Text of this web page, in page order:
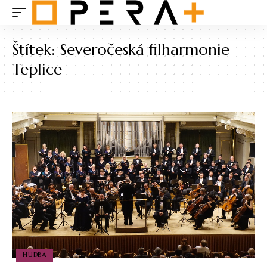
Štítek:Severočeská filharmonie
Teplice
HUDBA